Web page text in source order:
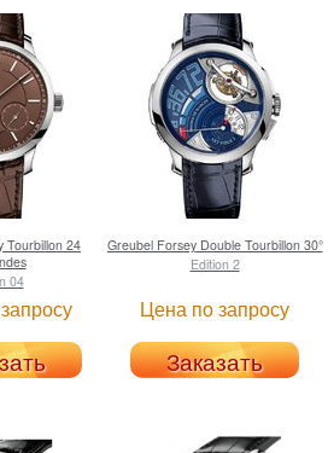
Tourbillon 24
04
Greubel ForseyDouble Tourbillon 30°
Edition 2
Цена по запросу
Заказать